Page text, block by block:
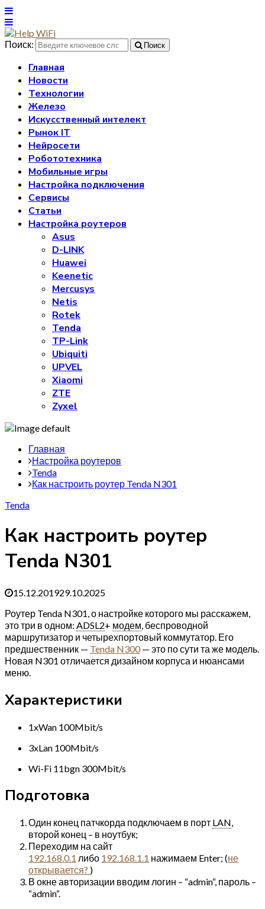
Поиск: Поиск
Главная
Новости
Технологии
Железо
Искусственный интелект
Рынок IT
Нейросети
Робототехника
Мобильные игры
Настройка подключения
Сервисы
Статьи
Настройка роутеров
Asus
D-LINK
Huawei
Keenetic
Mercusys
Netis
Rotek
Tenda
TP-Link
Ubiquiti
UPVEL
Xiaomi
ZTE
Zyxel
Главная
Настройка роутеров
Tenda
Как настроить роутер Tenda N301
Tenda
Как настроить роутер
Tenda N301
15.12.201929.10.2025
Роутер Tenda N301, о настройке которого мы расскажем,
это три в одном: ADSL2+ модем, беспроводной
маршрутизатор и четырехпортовый коммутатор. Его
предшественник — Tenda N300— это по сути та же модель.
Новая N301 отличается дизайном корпуса и нюансами
меню.
Характеристики
1xWan 100Mbit/s
3xLan 100Mbit/s
Wi-Fi 11bgn 300Mbit/s
Подготовка
Один конец патчкорда подключаем в порт LAN
второй конец – в ноутбук;
Переходим на сайт
192.168.0.1 либо 192.168.1.1 нажимаем Enter; (не
открывается? )
В окне авторизации вводим логин – “admin“, пароль –
“admin“.